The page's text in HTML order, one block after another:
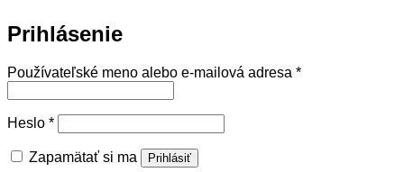
Prihlásenie
Používateľské meno alebo e-mailová adresa *Povinné
Heslo *Povinné
Zapamätať si ma Prihlásiť